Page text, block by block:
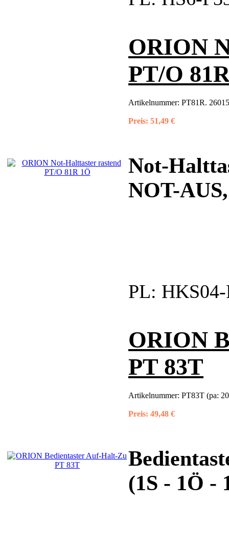
ORION
PT/O
Artikelnummer: PT81R.
Preis: 51,49 €
Not-
NOT-
PL: HKS04-
ORION
PT 83T
Artikelnummer: PT83T (pa:
Preis: 49,48 €
(1S - 1Ö -